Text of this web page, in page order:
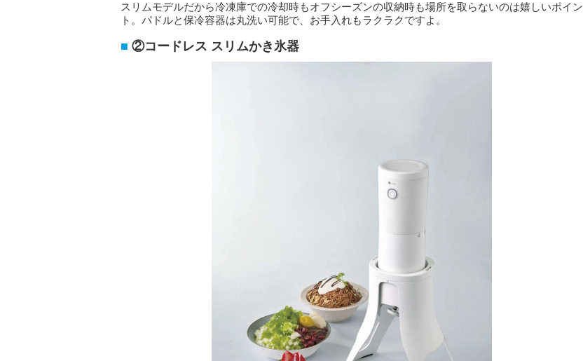
スリムモデルだから冷凍庫での冷却時もオフシーズンの収納時も場所を取らないのは嬉しいポイン
ト。パドルと保冷容器は丸洗い可能で、お手入れもラクラクですよ。
②コードレス スリムかき氷器